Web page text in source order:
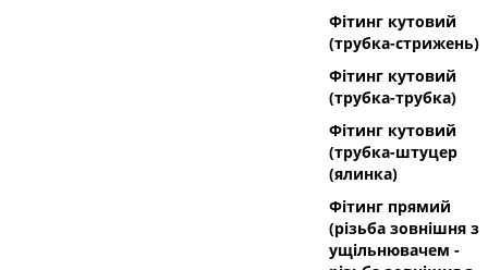
Фітинг кутовий
(трубка-стрижень)
Фітинг кутовий
(трубка-трубка)
Фітинг кутовий
(трубка-штуцер
(ялинка)
Фітинг прямий
(різьба зовнішня з
ущільнювачем -